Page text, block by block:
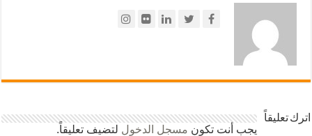
اترك تعليقاً
يجب أنت تكون مسجل الدخول لتضيف تعليقاً.